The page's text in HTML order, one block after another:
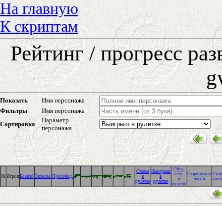
На главную
К скриптам
Рейтинг / прогресс
Показать
Имя персонажа
Фильтры
Имя персонажа
Сортировка
Параметр
персонажа
№ Игрок Боевой Эконом. Производ.
Cтавка
в
рулетке
Выигрыш
в
рулетке
Общ.
счет
в
рулетке
Отработано
часов